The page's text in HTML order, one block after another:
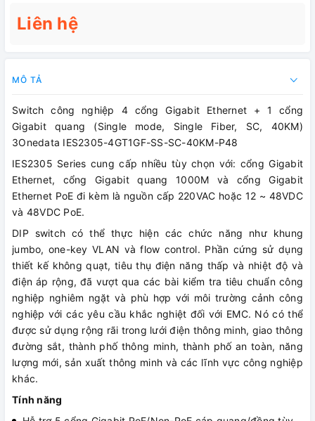
Liên hệ
MÔ TẢ
Switch công nghiệp 4 cổng Gigabit Ethernet + 1 cổng
Gigabit quang (Single mode, Single Fiber, SC, 40KM)
3Onedata IES2305-4GT1GF-SS-SC-40KM-P48
IES2305 Series cung cấp nhiều tùy chọn với: cổng Gigabit
Ethernet, cổng Gigabit quang 1000M và cổng Gigabit
Ethernet PoE đi kèm là nguồn cấp 220VAC hoặc 12 ~ 48VDC
và 48VDC PoE.
DIP switch có thể thực hiện các chức năng như khung
jumbo, one-key VLAN và flow control. Phần cứng sử dụng
thiết kế không quạt, tiêu thụ điện năng thấp và nhiệt độ và
điện áp rộng, đã vượt qua các bài kiểm tra tiêu chuẩn công
nghiệp nghiêm ngặt và phù hợp với môi trường cảnh công
nghiệp với các yêu cầu khắc nghiệt đối với EMC. Nó có thể
được sử dụng rộng rãi trong lưới điện thông minh, giao thông
đường sắt, thành phố thông minh, thành phố an toàn, năng
lượng mới, sản xuất thông minh và các lĩnh vực công nghiệp
khác.
Tính năng